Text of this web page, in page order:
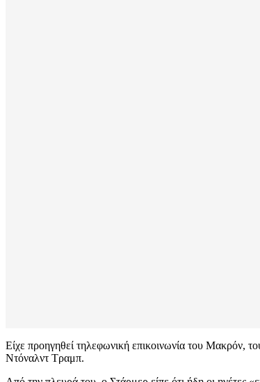
Είχε προηγηθεί τηλεφωνική επικοινωνία του
Ντόναλντ Τραμπ.